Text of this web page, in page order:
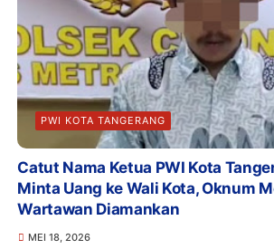
PWI KOTA TANGERANG
Catut Nama Ketua PWI Kota
Minta Uang ke Wali Kota, Oknum
Wartawan Diamankan
MEI 18, 2026